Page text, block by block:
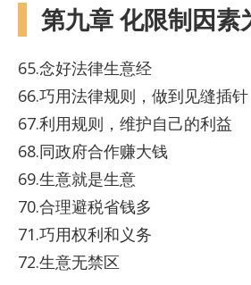
第九章 化限制因素
65.念好法律生意经
66.巧用法律规则，做到见缝插针
67.利用规则，维护自己的利益
68.同政府合作赚大钱
69.生意就是生意
70.合理避税省钱多
71.巧用权利和义务
72.生意无禁区